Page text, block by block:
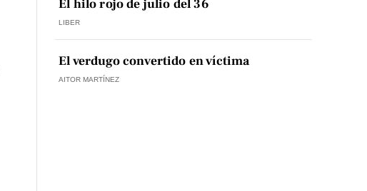
El hilo rojo de julio del 36
LIBER
El verdugo convertido en víctima
AITOR MARTÍNEZ